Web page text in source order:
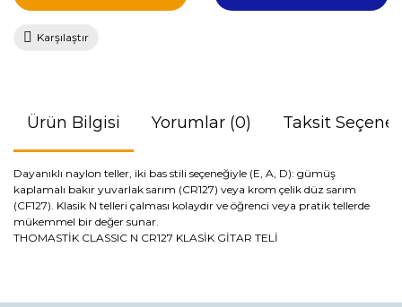
Karşılaştır
Ürün Bilgisi Yorumlar (0) Taksit
Dayanıklı naylon teller, iki bas stili seçeneğiyle (E, A, D): gümüş
kaplamalı bakır yuvarlak sarım (CR127) veya krom çelik düz sarım
(CF127). Klasik N telleri çalması kolaydır ve öğrenci veya pratik tellerde
mükemmel bir değer sunar.
THOMASTİK CLASSIC N CR127 KLASİK GİTAR TELİ
konularda yetersiz gördüğünüz noktaları öneri formunu